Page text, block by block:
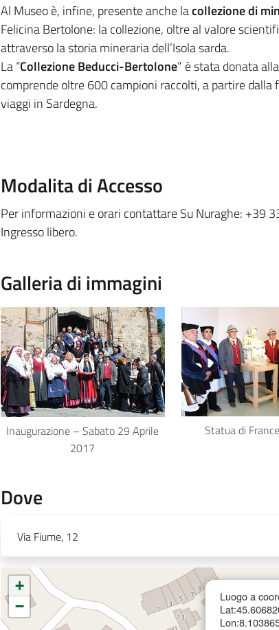
Al Museo è, infine, presente anche lacollezione di
Felicina Bertolone: la collezione, oltre al valore
attraverso la storia mineraria dell’Isola sarda.
La “Collezione Beducci-Bertolone” è stata donata
comprende oltre 600 campioni raccolti, a partire
viaggi in Sardegna.
Modalita di Accesso
Per informazioni e orari contattare Su Nuraghe: +39
Ingresso libero.
Galleria di immagini
Inaugurazione – Sabato 29 Aprile
2017
Statua di
Dove
Via Fiume, 12
Luogo a
+
−